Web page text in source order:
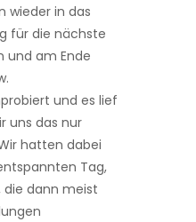
wieder in das
für die nächste
und am Ende
und es lief
uns das nur
hatten dabei
Tag,
die dann meist